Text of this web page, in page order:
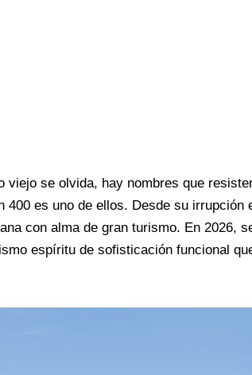
viejo se olvida, hay nombres que
es uno de ellos. Desde su irrupción
con alma de gran turismo. En 2026,
espíritu de sofisticación funcional